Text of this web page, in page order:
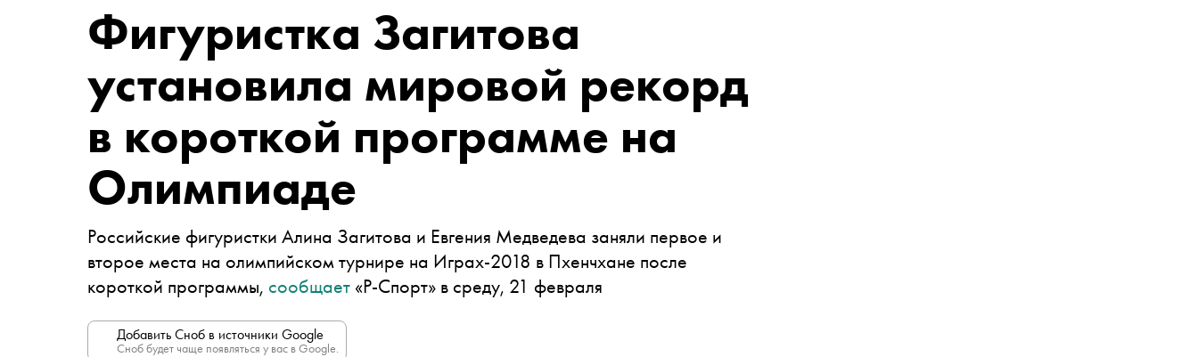
Фигуристка Загитова
установила мировой рекорд
в короткой программе на
Олимпиаде
Российские фигуристки Алина Загитова и Евгения Медведева заняли первое и
второе места на олимпийском турнире на Играх-2018 в Пхенчхане после
короткой программы, сообщает «Р-Спорт» в среду, 21 февраля
Добавить Сноб в источники Google
Сноб будет чаще появляться у вас в Google.